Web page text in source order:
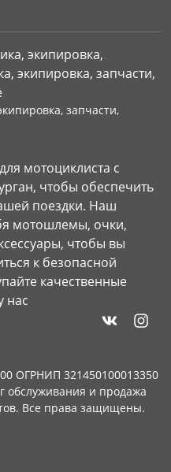
запчасти,
мотоциклиста с
чтобы обеспечить
поездки. Наш
мотошлемы, очки,
чтобы вы
к безопасной
качественные
нас
ОГРНИП 321450100013350
обслуживания и продажа
Все права защищены.